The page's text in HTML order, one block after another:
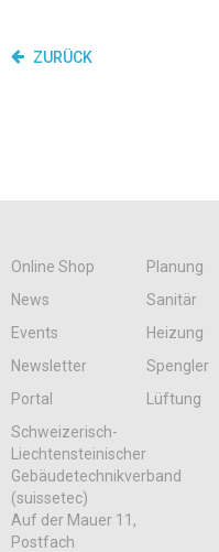
ZURÜCK
Online Shop
Planung
News
Sanitär
Events
Heizung
Newsletter
Spengler
Portal
Lüftung
Schweizerisch-
Liechtensteinischer
Gebäudetechnikverband
(suissetec)
Auf der Mauer 11,
Postfach